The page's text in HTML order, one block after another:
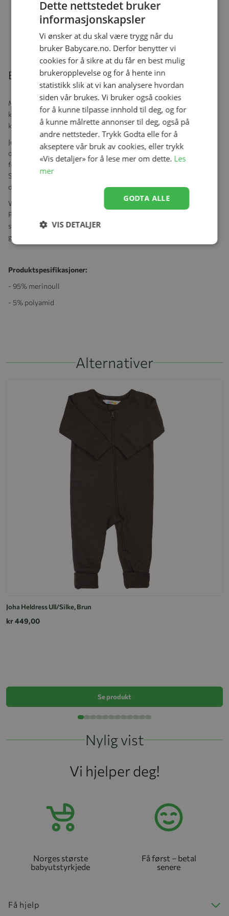
Beskrivelse
Med sine isolerende egenskaper regulerer ull naturlig
kroppstemperaturen - fin og varm når den er kjølig og kjøler på
kroppen når den er varm. Ideell for alle årstider.
Joha er en av de største produsentene av ull- og bomullsundertøy
og nattøy til babyer og barn i Skandinavia.Joha er veldig ansvarlig
for miljøproduksjonsmetoder. Joha sine produkter har OEKO-TEX
STANDARD 100-sertifisering. Videre anerkjenner og sertifiserer
det internasjonale Woolmark alle Johas ullprodukter.
Woolmark er et av de mest kjente tekstilsertifikatene i verden.
Produkter med denne etiketten er testet for å oppfylle de strenge
standardene fra The Woolmark Company. Det betyr at du er
garantert den beste kvaliteten og den reneste ullen.
Produktspesifikasjoner:
- 95% merinoull
- 5% polyamid
Relaterte produkter
Alternativer
Joha Heldress Ull/Silke, Brun
kr 449,00
Se produkt
Nylig vist
Vi hjelper deg!
Norges største
babyutstyrkjede
Få først – betal
senere
Få hjelp
Dette nettstedet bruker
informasjonskapsler
Vi ønsker at du skal være trygg når du
bruker Babycare.no. Derfor benytter vi
cookies for å sikre at du får en best mulig
brukeropplevelse og for å hente inn
statistikk slik at vi kan analysere hvordan
siden vår brukes. Vi bruker også cookies
for å kunne tilpasse innhold til deg, og for
å kunne målrette annonser til deg, også på
andre nettsteder. Trykk Godta elle for å
akseptere vår bruk av cookies, eller trykk
«Vis detaljer» for å lese mer om dette. Les
mer
GODTA ALLE
VIS DETALJER